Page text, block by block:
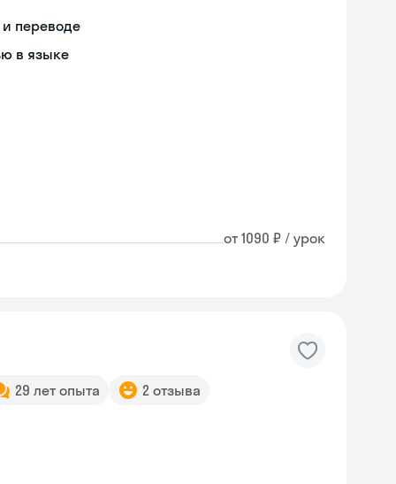
переводе
в языке
от 1090 ₽ / урок
29 лет опыта 2 отзыва